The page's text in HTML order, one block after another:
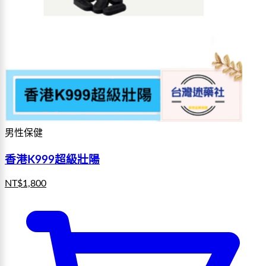
男性保健
香港K999超級壯陽
NT$1,800